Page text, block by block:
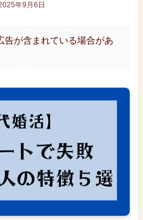
年9月6日
告が含まれている場合があ